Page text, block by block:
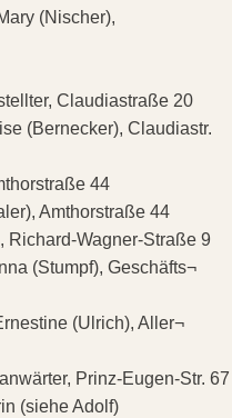
(Nischer),
Claudiastraße 20
(Bernecker), Claudiastr.
44
Amthorstraße 44
Richard-Wagner-Straße 9
(Stumpf), Geschäfts¬
(Ulrich), Aller¬
Prinz-Eugen-Str. 67
(siehe Adolf)